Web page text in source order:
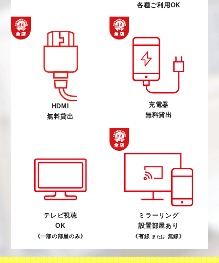
各種ご利用OK
HDMI
無料貸出
充電器
無料貸出
テレビ視聴
OK
《一部の部屋のみ》
ミラーリング
設置部屋あり
《有線 または 無線》